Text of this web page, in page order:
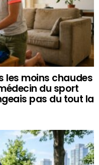
les moins chaudes
du sport
pas du tout la